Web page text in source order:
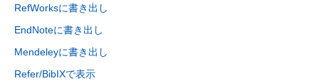
RefWorksに書き出し
EndNoteに書き出し
Mendeleyに書き出し
Refer/BibIXで表示